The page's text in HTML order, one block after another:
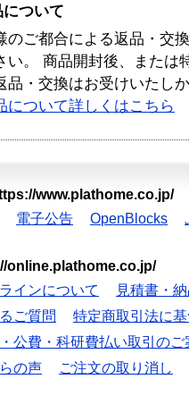
について
のご都合による返品・交
い。 商品開封後、または
品・交換はお受けいたし
について詳しくはこちら
www.plathome.co.jp/
電子公告 OpenBlocks
online.plathome.co.jp/
インについて
見積書・
ご質問
特定商取引法に
公費・科研費払い取引のご
の声 ご注文の取り消し